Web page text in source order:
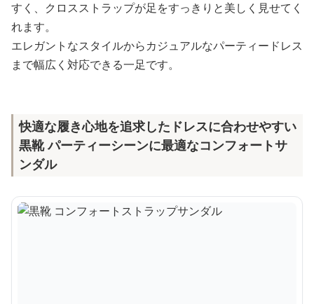
すく、クロスストラップが足をすっきりと美しく見せてく
れます。
エレガントなスタイルからカジュアルなパーティードレス
まで幅広く対応できる一足です。
快適な履き心地を追求したドレスに合わせやすい
黒靴 パーティーシーンに最適なコンフォートサ
ンダル